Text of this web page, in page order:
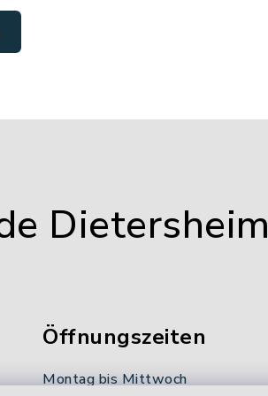
Dietersheim
Öffnungszeiten
Montag bis Mittwoch